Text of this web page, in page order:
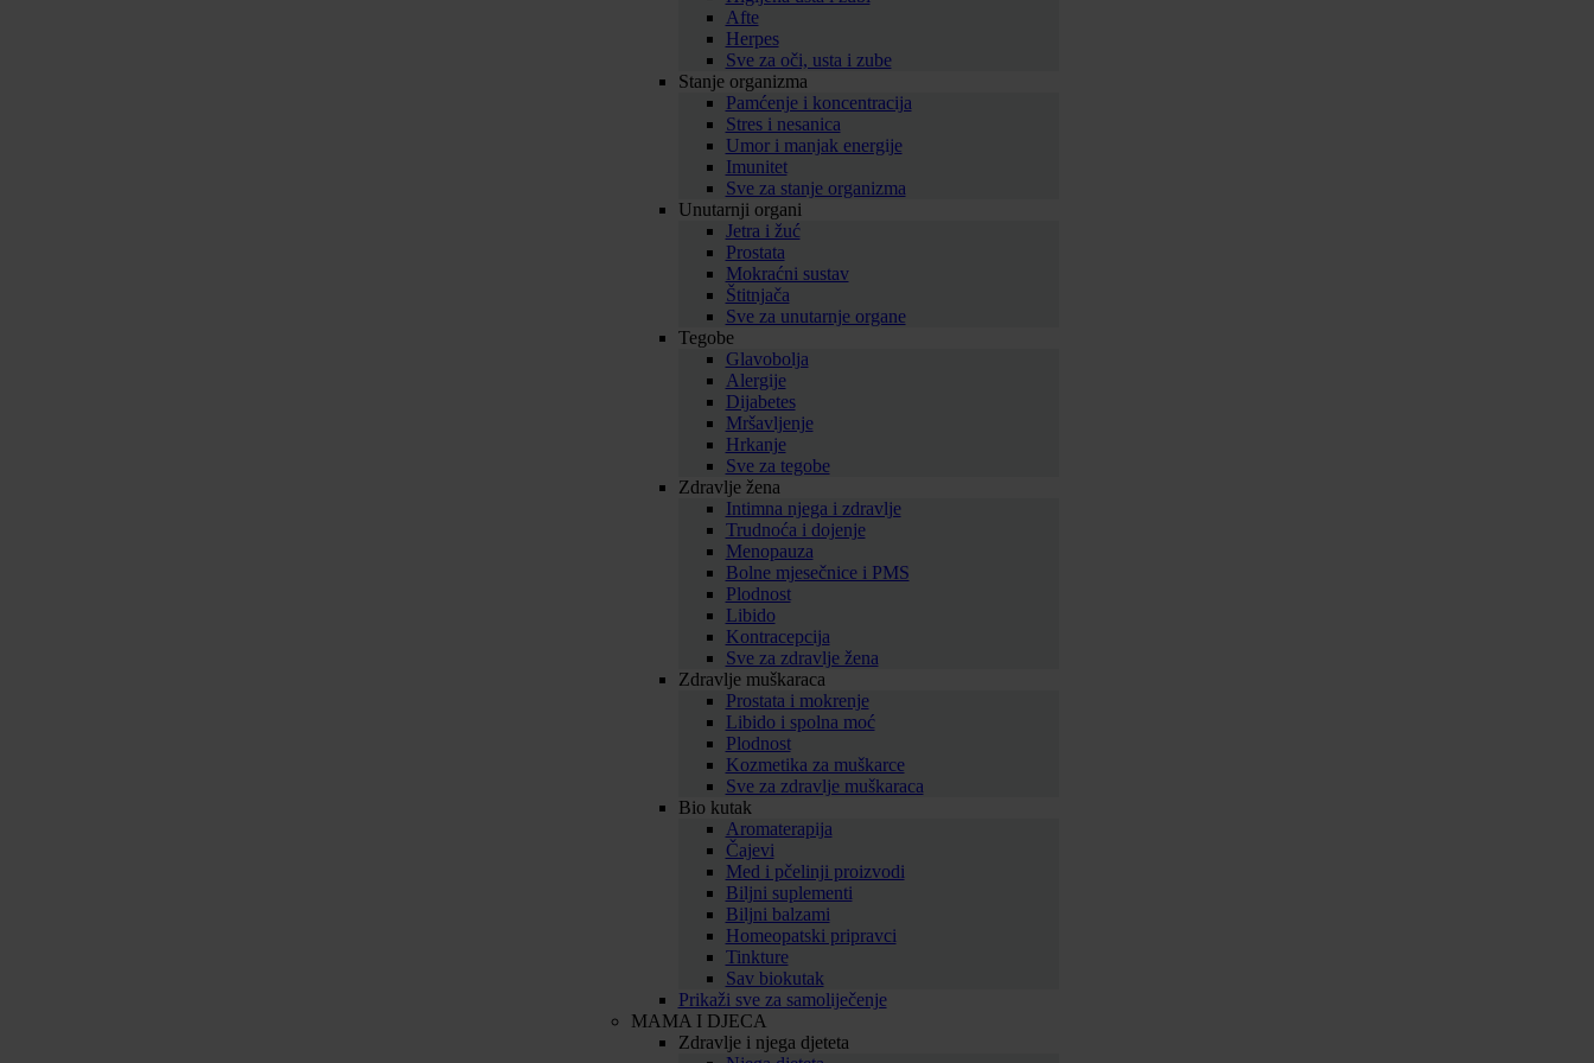
Afte
Herpes
Sve za oči, usta i zube
Stanje organizma
Pamćenje i koncentracija
Stres i nesanica
Umor i manjak energije
Imunitet
Sve za stanje organizma
Unutarnji organi
Jetra i žuć
Prostata
Mokraćni sustav
Štitnjača
Sve za unutarnje organe
Tegobe
Glavobolja
Alergije
Dijabetes
Mršavljenje
Hrkanje
Sve za tegobe
Zdravlje žena
Intimna njega i zdravlje
Trudnoća i dojenje
Menopauza
Bolne mjesečnice i PMS
Plodnost
Libido
Kontracepcija
Sve za zdravlje žena
Zdravlje muškaraca
Prostata i mokrenje
Libido i spolna moć
Plodnost
Kozmetika za muškarce
Sve za zdravlje muškaraca
Bio kutak
Aromaterapija
Čajevi
Med i pčelinji proizvodi
Biljni suplementi
Biljni balzami
Homeopatski pripravci
Tinkture
Sav biokutak
Prikaži sve za samoliječenje
MAMA I DJECA
Zdravlje i njega djeteta